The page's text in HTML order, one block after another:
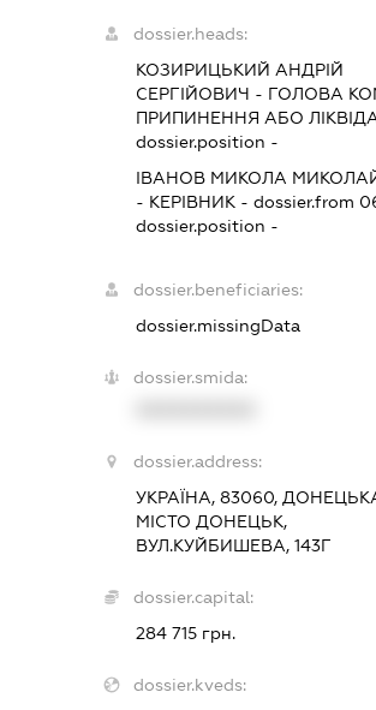
dossier.heads:
КОЗИРИЦЬКИЙ АНДРІЙ
СЕРГІЙОВИЧ - ГОЛОВА
ПРИПИНЕННЯ АБО
dossier.position -
ІВАНОВ МИКОЛА
- КЕРІВНИК- dossier.from
dossier.position -
dossier.beneficiaries:
dossier.missingData
dossier.smida:
dossier.address:
УКРАЇНА, 83060,
МІСТО ДОНЕЦЬК,
ВУЛ.КУЙБИШЕВА, 143Г
dossier.capital:
284 715 грн.
dossier.kveds: